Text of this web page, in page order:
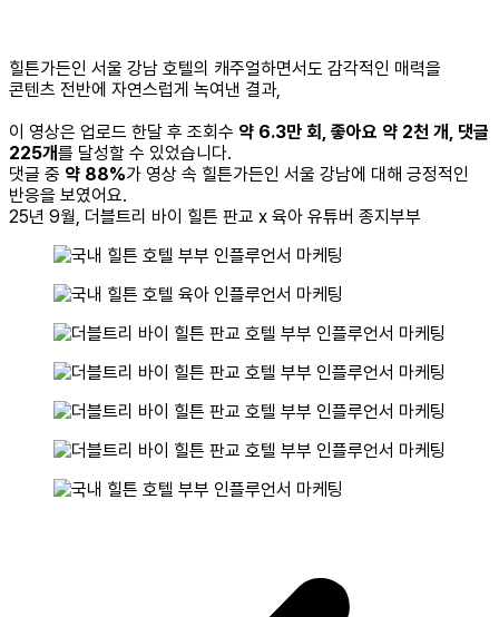
힐튼가든인 서울 강남 호텔의 캐주얼하면서도 감각적인 매력을
콘텐츠 전반에 자연스럽게 녹여낸 결과,
이 영상은 업로드 한달 후 조회수 약 6.3만 회, 좋아요 약 2천 개, 댓글
225개를 달성할 수 있었습니다.
댓글 중 약 88%가 영상 속 힐튼가든인 서울 강남에 대해 긍정적인
반응을 보였어요.
25년 9월, 더블트리 바이 힐튼 판교 x 육아 유튜버 종지부부